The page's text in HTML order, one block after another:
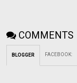
COMMENTS
BLOGGER FACEBOOK: